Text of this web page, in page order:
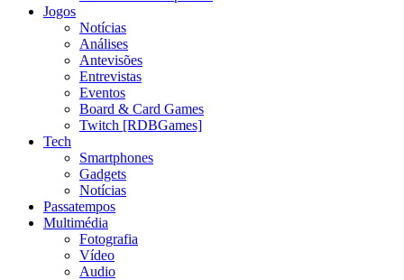
Jogos
Notícias
Análises
Antevisões
Entrevistas
Eventos
Board & Card Games
Twitch [RDBGames]
Tech
Smartphones
Gadgets
Notícias
Passatempos
Multimédia
Fotografia
Vídeo
Audio